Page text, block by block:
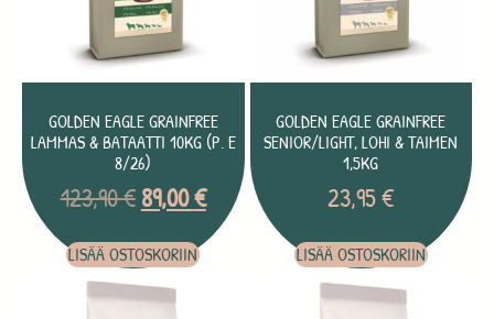
GOLDEN EAGLE GRAINFREE
LAMMAS & BATAATTI 10KG (P. E
8/26)
123,90€ 89,00€
LISÄÄ OSTOSKORIIN
GOLDEN EAGLE GRAINFREE
SENIOR/LIGHT, LOHI & TAIMEN
1,5KG
23,95€
LISÄÄ OSTOSKORIIN